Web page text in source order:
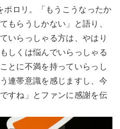
ポロリ。「もうこうなったか
もらうしかない」と語り、
いらっしゃる方は、やはり
しくは悩んでいらっしゃる
とに不満を持っていらっし
連帯意識を感じますし、今
すね」とファンに感謝を伝